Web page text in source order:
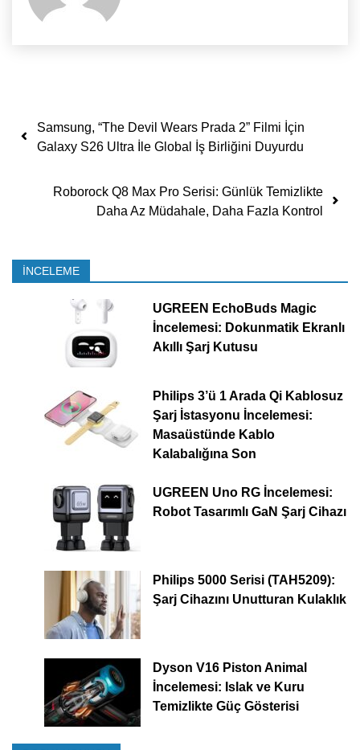
Yazı dolaşımı
Samsung, “The Devil Wears Prada 2” Filmi İçin
Galaxy S26 Ultra İle Global İş Birliğini Duyurdu
Roborock Q8 Max Pro Serisi: Günlük Temizlikte
Daha Az Müdahale, Daha Fazla Kontrol
İNCELEME
UGREEN EchoBuds Magic
İncelemesi: Dokunmatik Ekranlı
Akıllı Şarj Kutusu
Philips 3’ü 1 Arada Qi Kablosuz
Şarj İstasyonu İncelemesi:
Masaüstünde Kablo
Kalabalığına Son
UGREEN Uno RG İncelemesi:
Robot Tasarımlı GaN Şarj Cihazı
Philips 5000 Serisi (TAH5209):
Şarj Cihazını Unutturan Kulaklık
Dyson V16 Piston Animal
İncelemesi: Islak ve Kuru
Temizlikte Güç Gösterisi